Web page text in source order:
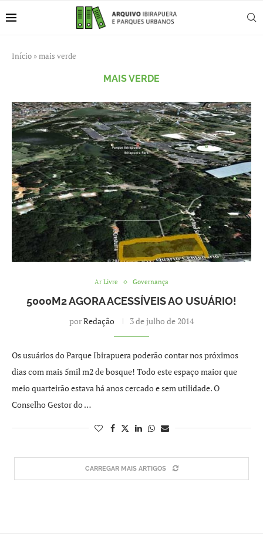
Início »mais verde
MAIS VERDE
Ar Livre Governança
5000M2 AGORA ACESSÍVEIS AO USUÁRIO!
porRedação 3 de julho de 2014
Os usuários do Parque Ibirapuera poderão contar nos próximos
dias com mais 5mil m2 de bosque! Todo este espaço maior que
meio quarteirão estava há anos cercado e sem utilidade. O
Conselho Gestor do …
CARREGAR MAIS ARTIGOS